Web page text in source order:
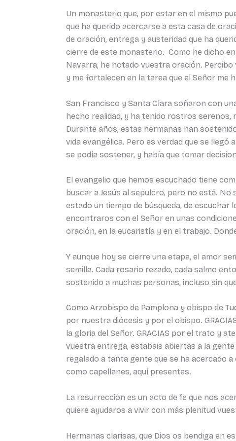
Un monasterio que, por estar en el mismo
que ha querido acercarse a esta casa de
de oración, entrega y austeridad que ha
cierre de este monasterio. Como he dicho
Navarra, he notado vuestra oración.
y me fortalecen en la tarea que el Señor me
San Francisco y Santa Clara soñaron con
hecho realidad, y ha tenido rostros serenos,
Durante años, estas hermanas han
vida evangélica. Pero es verdad que se llegó
se podía sostener, y había que tomar
El evangelio que hemos escuchado tiene
buscar a Jesús al sepulcro, pero no está.
estado un tiempo de búsqueda, de escuchar
encontraros con el Señor en unas
oración, en la eucaristía y en el trabajo.
Y aunque hoy se cierre una etapa, el amor
semilla. Cada rosario rezado, cada salmo
sostenido a muchas personas, incluso sin
Como Arzobispo de Pamplona y obispo de
por nuestra diócesis y por el obispo.
la gloria del Señor. GRACIAS por el trato y
vuestra entrega, estabais abiertas a la
regalado a tanta gente que se ha acercado
como capellanes, aquí presentes.
La resurrección es un acto de fe que nos
quiere ayudaros a vivir con más plenitud
Hermanas clarisas, que Dios os bendiga en